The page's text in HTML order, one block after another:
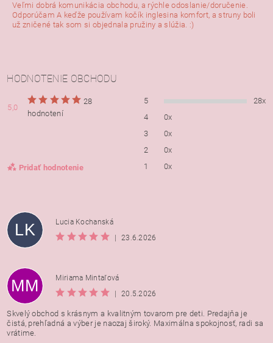
Veľmi dobrá komunikácia obchodu, a rýchle odoslanie/doručenie.
Odporúčam A keďže používam kočík inglesina komfort, a struny boli
už zničené tak som si objednala pružiny a slúžia. :)
HODNOTENIE OBCHODU
5,0
28
hodnotení
Pridať hodnotenie
5
28x
4
0x
3
0x
2
0x
1
0x
LK
Lucia Kochanská
23.6.2026
MM
Miriama Mintaľová
20.5.2026
Skvelý obchod s krásnym a kvalitným tovarom pre deti. Predajňa je
čistá, prehľadná a výber je naozaj široký. Maximálna spokojnosť, radi sa
vrátime.